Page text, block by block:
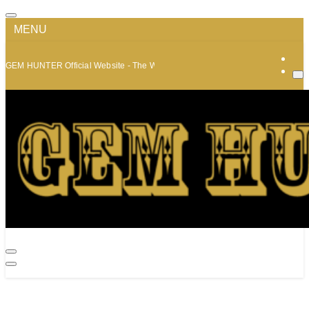
MENU
GEM HUNTER Official Website - The World of Minerals and Jewelry